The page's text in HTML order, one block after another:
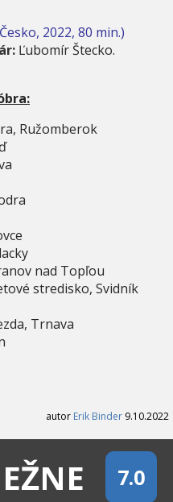
2022, 80 min.)
Ľubomír Štecko.
Ružomberok
nad Topľou
stredisko, Svidník
Trnava
autor Erik Binder 9.10.2022
7.0